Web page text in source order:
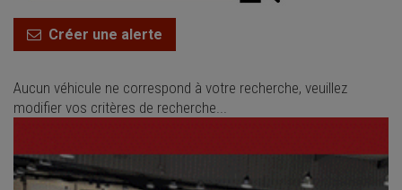
Créer une alerte
Aucun véhicule ne correspond à votre recherche, veuillez
modifier vos critères de recherche...